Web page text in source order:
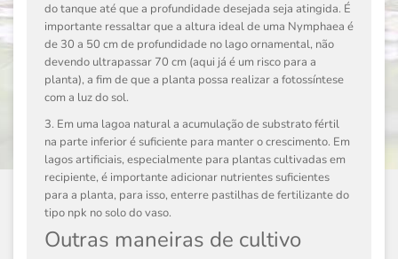
do tanque até que a profundidade desejada seja atingida. É
importante ressaltar que a altura ideal de uma Nymphaea é
de 30 a 50 cm de profundidade no lago ornamental, não
devendo ultrapassar 70 cm (aqui já é um risco para a
planta), a fim de que a planta possa realizar a fotossíntese
com a luz do sol.
3. Em uma lagoa natural a acumulação de substrato fértil
na parte inferior é suficiente para manter o crescimento. Em
lagos artificiais, especialmente para plantas cultivadas em
recipiente, é importante adicionar nutrientes suficientes
para a planta, para isso, enterre pastilhas de fertilizante do
tipo npk no solo do vaso.
Outras maneiras de cultivo